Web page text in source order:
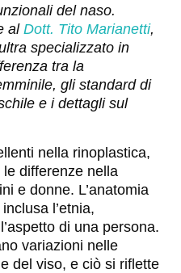
del naso.
al Dott. Tito Marianetti,
specializzato in
tra la
gli standard di
e i dettagli sul
nella rinoplastica,
differenze nella
e donne. L’anatomia
l’etnia,
di una persona.
variazioni nelle
del viso, e ciò si riflette